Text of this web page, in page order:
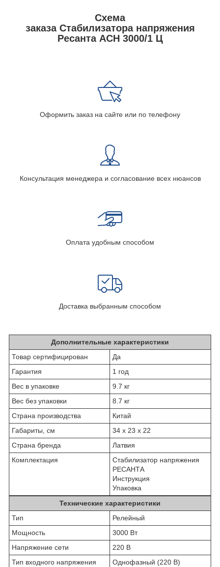
Схема
заказа Стабилизатора напряжения
Ресанта АСН 3000/1 Ц
Оформить заказ на сайте или по телефону
Консультация менеджера и согласование всех нюансов
Оплата удобным способом
Доставка выбранным способом
Дополнительные характеристики
Товар сертифицирован
Да
Гарантия
1 год
Вес в упаковке
9.7 кг
Вес без упаковки
8.7 кг
Страна производства
Китай
Габариты, см
34 х 23 х 22
Страна бренда
Латвия
Комплектация
Стабилизатор напряжения
РЕСАНТА
Инструкция
Упаковка
Технические характеристики
Тип
Релейный
Мощность
3000 Вт
Напряжение сети
220 В
Тип входного напряжения
Однофазный (220 В)